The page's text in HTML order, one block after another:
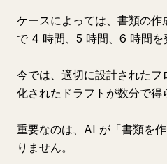
ケースによっては、書類の
で 4 時間、5 時間、6 時間を
今では、適切に設計された
化されたドラフトが数分で得
重要なのは、AI が「書類を
りません。